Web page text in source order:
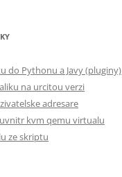
do Pythonu a Javy (pluginy)
na urcitou verzi
adresare
kvm qemu virtualu
ze skriptu